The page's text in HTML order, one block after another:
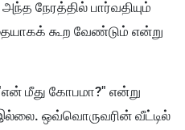
நேரத்தில் பார்வதியும்
கூற வேண்டும் என்று
மீது கோபமா?" என்று
ஒவ்வொருவரின் வீட்டில்